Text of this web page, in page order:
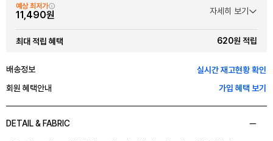
예상 최저가
11,490원 자세히 보기
최대 적립 혜택 620원 적립
배송정보
실시간 재고현황 확인
회원 혜택안내
가입 혜택 보기
DETAIL & FABRIC